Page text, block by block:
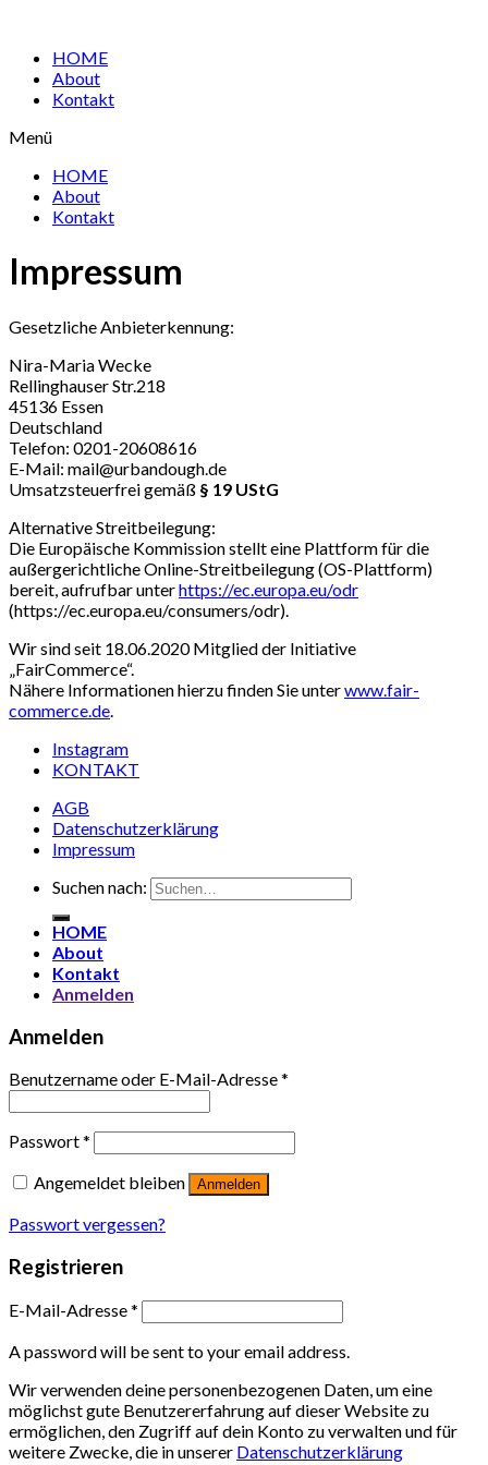
HOME
About
Kontakt
Menü
HOME
About
Kontakt
Impressum
Gesetzliche Anbieterkennung:
Nira-Maria Wecke
Rellinghauser Str.218
45136 Essen
Deutschland
Telefon: 0201-20608616
E-Mail: mail@urbandough.de
Umsatzsteuerfrei gemäß § 19 UStG
Alternative Streitbeilegung:
Die Europäische Kommission stellt eine Plattform für die
außergerichtliche Online-Streitbeilegung (OS-Plattform)
bereit, aufrufbar unterhttps://ec.europa.eu/odr
(https://ec.europa.eu/consumers/odr).
Wir sind seit 18.06.2020 Mitglied der Initiative
„FairCommerce“.
Nähere Informationen hierzu finden Sie unterwww.fair-
commerce.de.
Instagram
KONTAKT
AGB
Datenschutzerklärung
Impressum
Suchen nach:
HOME
About
Kontakt
Anmelden
Anmelden
Benutzername oder E-Mail-Adresse*
Passwort*
Angemeldet bleiben
Anmelden
Passwort vergessen?
Registrieren
E-Mail-Adresse*
A password will be sent to your email address.
Wir verwenden deine personenbezogenen Daten, um eine
möglichst gute Benutzererfahrung auf dieser Website zu
ermöglichen, den Zugriff auf dein Konto zu verwalten und für
weitere Zwecke, die in unserer Datenschutzerklärung